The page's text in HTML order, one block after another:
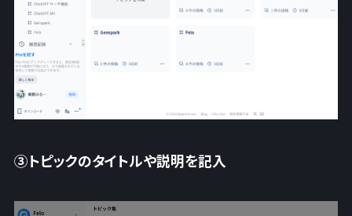
③トピックのタイトルや説明を記入